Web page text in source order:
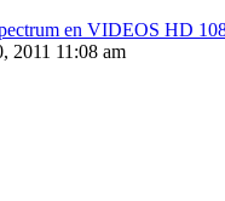
en VIDEOS HD
2011 11:08 am